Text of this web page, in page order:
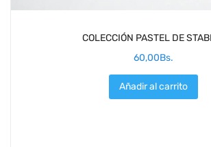
COLECCIÓN PASTEL DE
60,00Bs.
Añadir al carrito